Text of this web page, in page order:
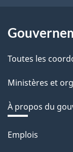
Toutes les
Ministères et
À propos du
Thèmes
Emplois